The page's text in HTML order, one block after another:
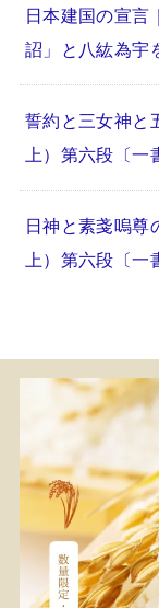
日本建国の宣言
詔」と八紘為宇
誓約と三女神と
上）第六段〔一
日神と素戔嗚尊
上）第六段〔一